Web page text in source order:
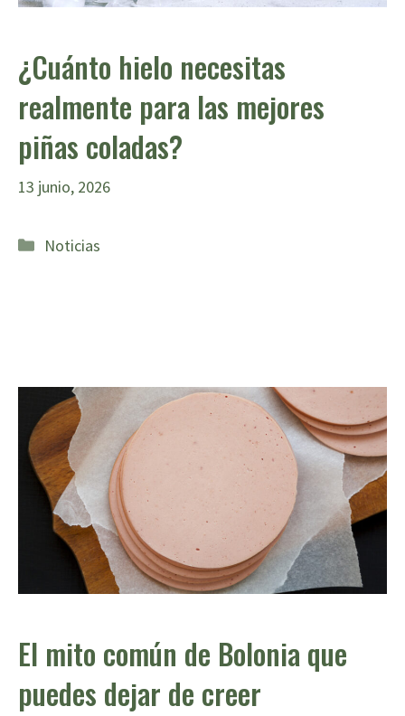
¿Cuánto hielo necesitas
realmente para las mejores
piñas coladas?
13 junio, 2026
Categorías
Noticias
El mito común de Bolonia que
puedes dejar de creer